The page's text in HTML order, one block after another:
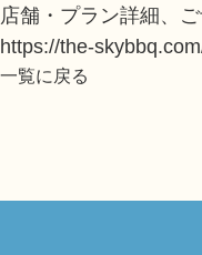
店舗・プラン詳細、
https://the-
一覧に戻る